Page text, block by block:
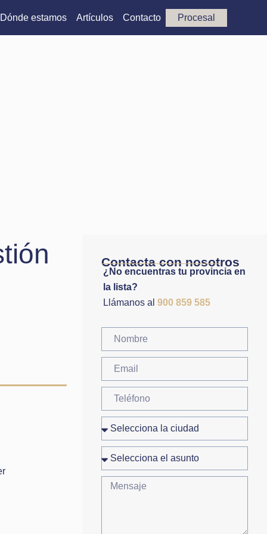
Dónde estamos Artículos Contacto Procesal
Contacta con nosotros
¿No encuentras tu provincia en
la lista?
Llámanos al 900 859 585